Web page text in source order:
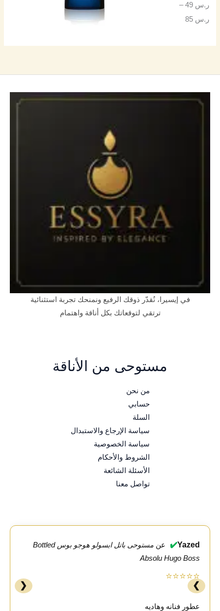
ر.س 49
–
ر.س 85
في إيسيرا، نُقدّر ذوقك الرفيع ونمنحك تجربة استثنائية
ترتقي لتوقعاتك بكل أناقة واهتمام
مستوحى من الأناقة
من نحن
حسابي
السلة
سياسة الإرجاع والاستبدال
سياسة الخصوصية
الشروط والأحكام
الأسئلة الشائعة
تواصل معنا
Yazed
✔️ عن
مستوحى باتل ابسولو هوجو بوس Bottled
Absolu Hugo Boss
⭐⭐⭐⭐⭐
عطور فنانه وهاديه
❮ ❯